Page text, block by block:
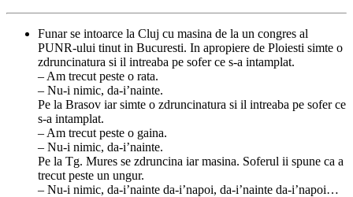
Funar se intoarce la Cluj cu masina de la un congres al
PUNR-ului tinut in Bucuresti. In apropiere de Ploiesti simte o
zdruncinatura si il intreaba pe sofer ce s-a intamplat.
– Am trecut peste o rata.
– Nu-i nimic, da-i’nainte.
Pe la Brasov iar simte o zdruncinatura si il intreaba pe sofer ce
s-a intamplat.
– Am trecut peste o gaina.
– Nu-i nimic, da-i’nainte.
Pe la Tg. Mures se zdruncina iar masina. Soferul ii spune ca a
trecut peste un ungur.
– Nu-i nimic, da-i’nainte da-i’napoi, da-i’nainte da-i’napoi…